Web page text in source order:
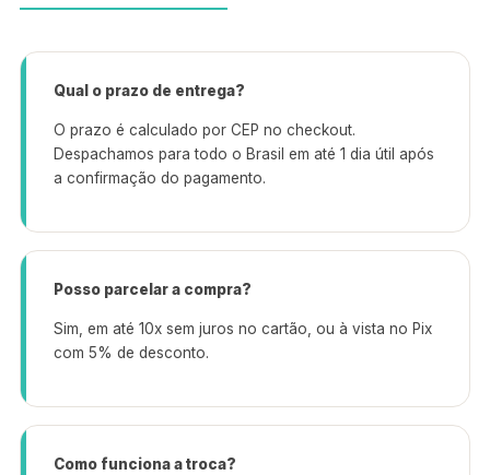
Qual o prazo de entrega?
O prazo é calculado por CEP no checkout.
Despachamos para todo o Brasil em até 1 dia útil após
a confirmação do pagamento.
Posso parcelar a compra?
Sim, em até 10x sem juros no cartão, ou à vista no Pix
com 5% de desconto.
Como funciona a troca?